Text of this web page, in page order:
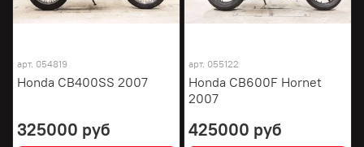
арт. 054819
Honda CB400SS 2007
325000 руб
арт. 055122
Honda CB600F Hornet
2007
425000 руб